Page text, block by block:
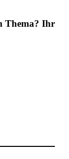
Thema? Ihr